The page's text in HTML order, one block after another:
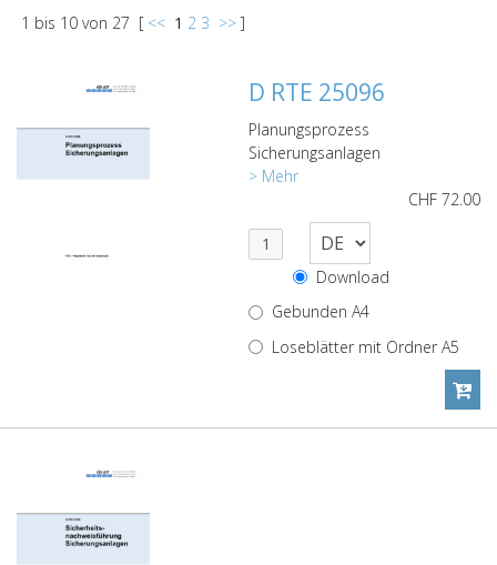
1 bis 10 von 27 [ << 1 2 3 >>]
D RTE 25096
Planungsprozess
Sicherungsanlagen
> Mehr
CHF 72.00
Download
Gebunden A4
Loseblätter mit Ordner A5